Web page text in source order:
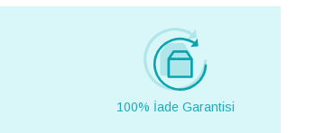
100% İade Garantisi